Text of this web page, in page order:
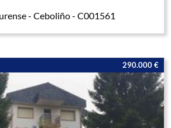
- Ceboliño - C001561
290.000 €